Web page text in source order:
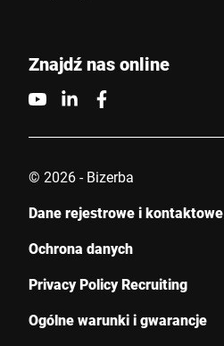
Znajdź nas online
© 2026 - Bizerba
Dane rejestrowe i kontaktowe
Ochrona danych
Privacy Policy Recruiting
Ogólne warunki i gwarancje